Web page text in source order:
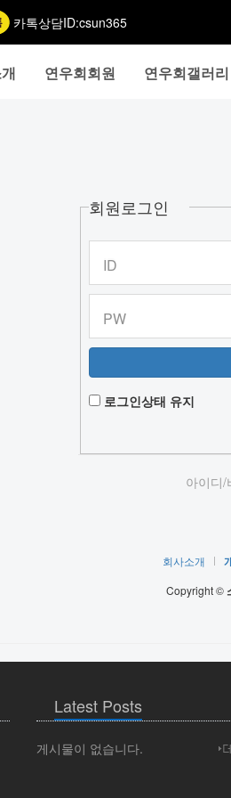
카톡상담ID:csun365
연우회회원 연우회갤러리
회원로그인
ID
PW
로그인상태 유지
아이디/
회사소개
Copyright ©
Latest Posts
게시물이 없습니다.